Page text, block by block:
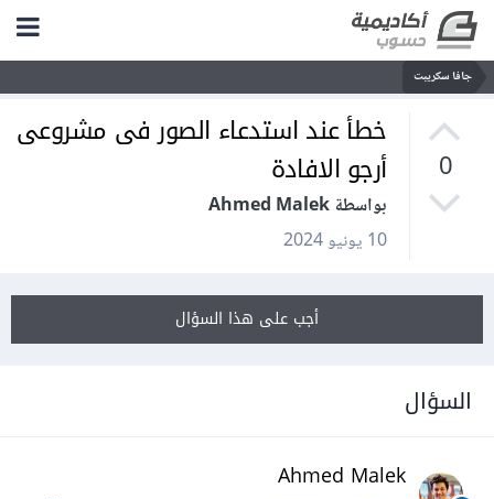
جافا سكريبت
0
خطأ عند استدعاء الصور فى مشروعى
أرجو الافادة
بواسطة Ahmed Malek
10 يونيو 2024
أجب على هذا السؤال
السؤال
Ahmed Malek